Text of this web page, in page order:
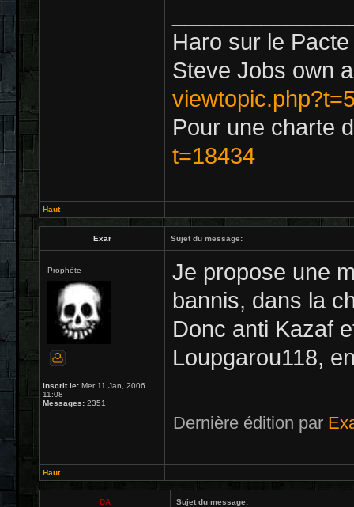
Haro sur le
Steve Jobs own
Pour une charte
t=18434
Haut
Exar Sujet du message:
Prophète
Inscrit le: Mer 11 Jan, 2006
11:08
Messages: 2351
Je propose une
bannis, dans la
Donc anti Kazaf
Loupgarou118,
Dernière édition par
Haut
DA Sujet du message: